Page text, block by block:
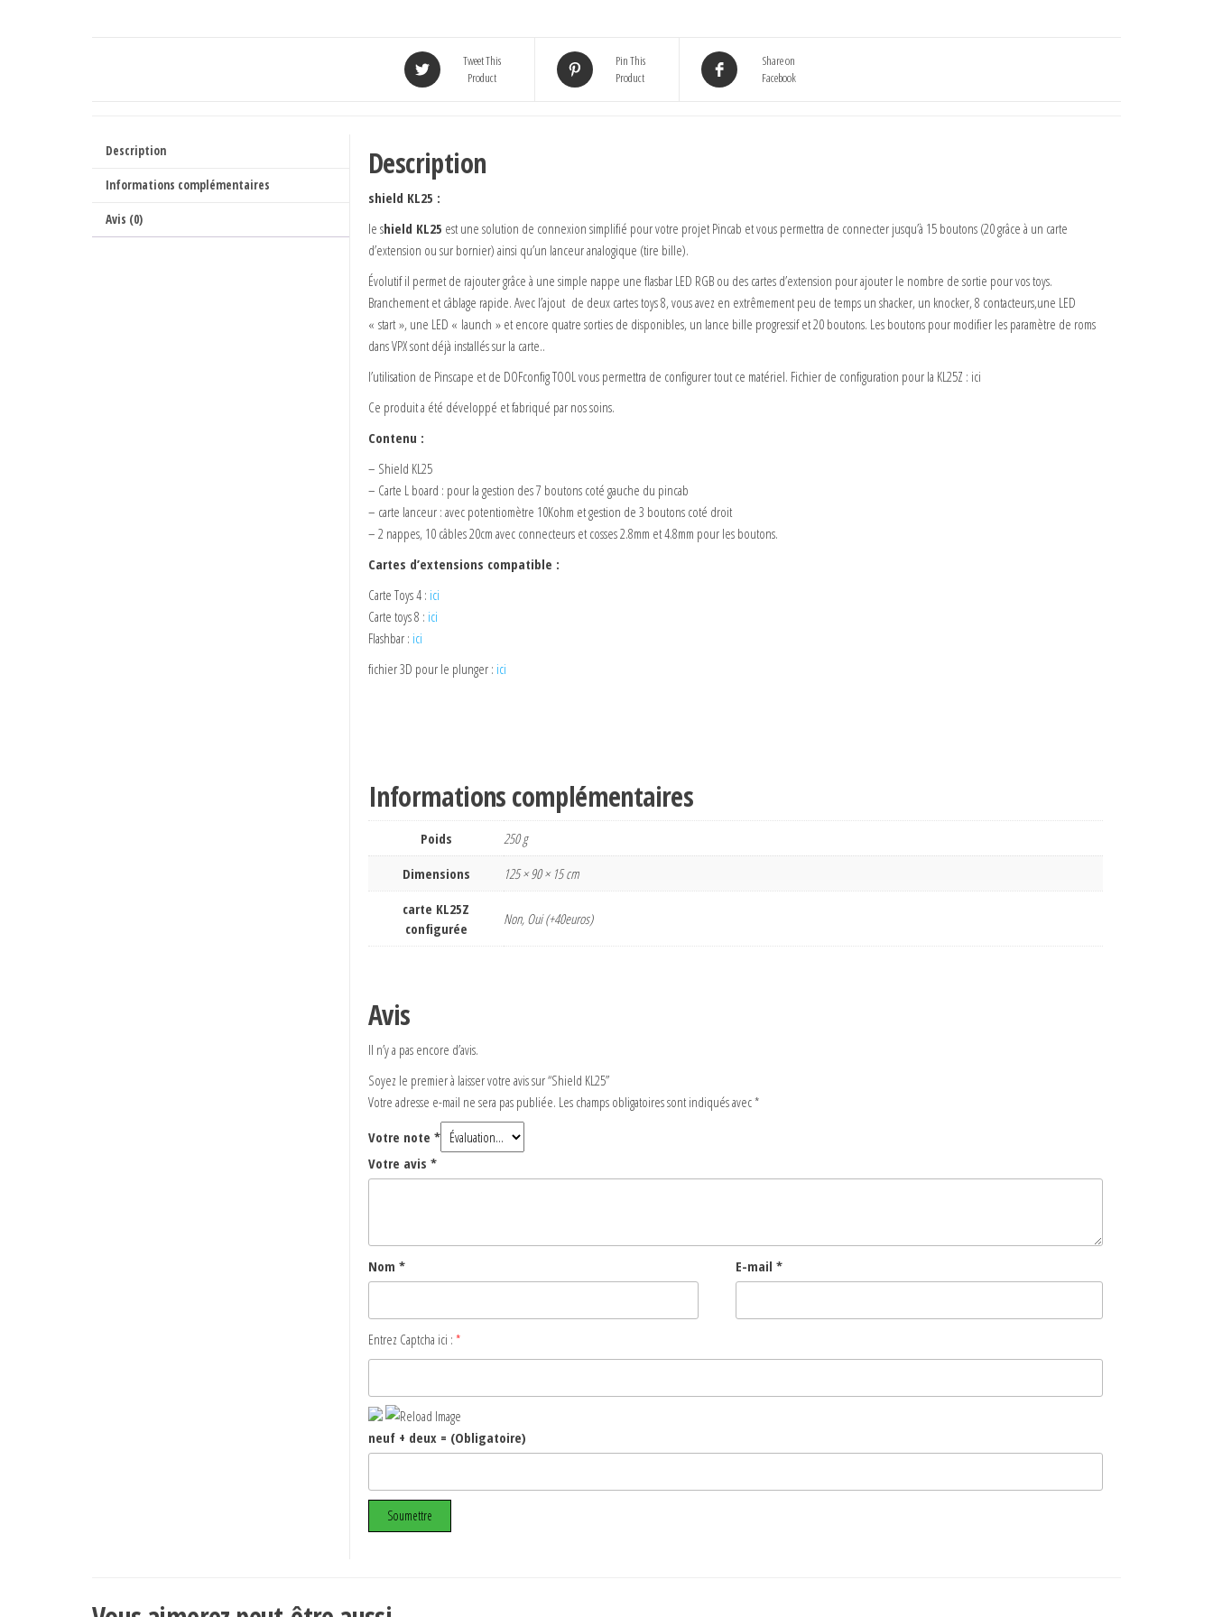
Tweet This
Product
Pin This
Product
Share on
Facebook
Description
Informations complémentaires
Avis (0)
Description
shield KL25 :
le shield KL25 est une solution de connexion simplifié pour votre projet Pincab et vous permettra de connecter jusqu’à 15 boutons (20 grâce à un carte
d’extension ou sur bornier) ainsi qu’un lanceur analogique (tire bille).
Évolutif il permet de rajouter grâce à une simple nappe une flasbar LED RGB ou des cartes d’extension pour ajouter le nombre de sortie pour vos toys.
Branchement et câblage rapide. Avec l’ajout de deux cartes toys 8, vous avez en extrêmement peu de temps un shacker, un knocker, 8 contacteurs,une LED
« start », une LED « launch » et encore quatre sorties de disponibles, un lance bille progressif et 20 boutons. Les boutons pour modifier les paramètre de roms
dans VPX sont déjà installés sur la carte..
l’utilisation de Pinscape et de DOFconfig TOOL vous permettra de configurer tout ce matériel. Fichier de configuration pour la KL25Z : ici
Ce produit a été développé et fabriqué par nos soins.
Contenu :
– Shield KL25
– Carte L board : pour la gestion des 7 boutons coté gauche du pincab
– carte lanceur : avec potentiomètre 10Kohm et gestion de 3 boutons coté droit
– 2 nappes, 10 câbles 20cm avec connecteurs et cosses 2.8mm et 4.8mm pour les boutons.
Cartes d’extensions compatible :
Carte Toys 4 : ici
Carte toys 8 : ici
Flashbar : ici
fichier 3D pour le plunger : ici
Informations complémentaires
Poids
250 g
Dimensions
125 × 90 × 15 cm
carte KL25Z
configurée
Non, Oui (+40euros)
Avis
Il n’y a pas encore d’avis.
Soyez le premier à laisser votre avis sur “Shield KL25”
Votre adresse e-mail ne sera pas publiée. Les champs obligatoires sont indiqués avec*
Votre note *
Votre avis *
Nom * E-mail *
Entrez Captcha ici : *
neuf + deux = (Obligatoire)